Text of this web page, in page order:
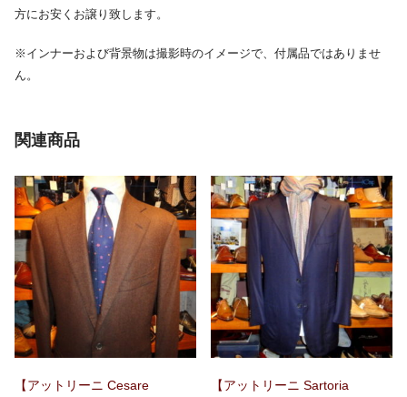
方にお安くお譲り致します。
※インナーおよび背景物は撮影時のイメージで、付属品ではありませ
ん。
関連商品
【アットリーニ Cesare
【アットリーニ Sartoria